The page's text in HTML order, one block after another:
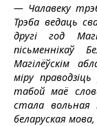
— Чалавеку
Трэба ведаць
другі год
пісьменнікаў
Магілёўскім
міру
табой маё
стала вольная
беларуская мова,